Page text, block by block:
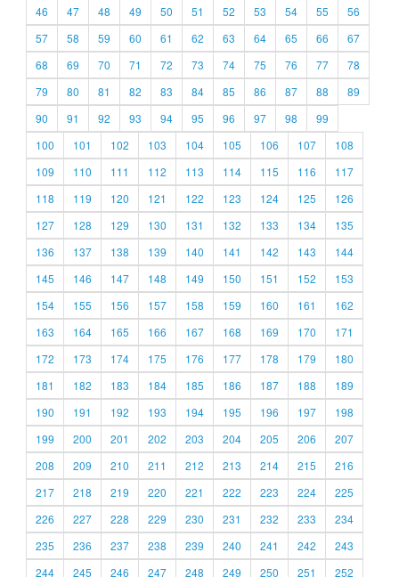
46
47 48 49 50 51 52 53 54 55
56
57
58 59 60 61 62 63 64 65 66
67
68
69 70 71 72 73 74 75 76 77
78
79
80 81 82 83 84 85 86 87 88
89
90
91 92 93 94 95 96 97 98
99
100
101 102 103 104 105 106 107
108
109
110 111 112 113 114 115 116
117
118
119 120 121 122 123 124 125
126
127
128 129 130 131 132 133 134
135
136
137 138 139 140 141 142 143
144
145
146 147 148 149 150 151 152
153
154
155 156 157 158 159 160 161
162
163
164 165 166 167 168 169 170
171
172
173 174 175 176 177 178 179
180
181
182 183 184 185 186 187 188
189
190
191 192 193 194 195 196 197
198
199
200 201 202 203 204 205 206
207
208
209 210 211 212 213 214 215
216
217
218 219 220 221 222 223 224
225
226
227 228 229 230 231 232 233
234
235
236 237 238 239 240 241 242
243
244
245 246 247 248 249 250 251 252